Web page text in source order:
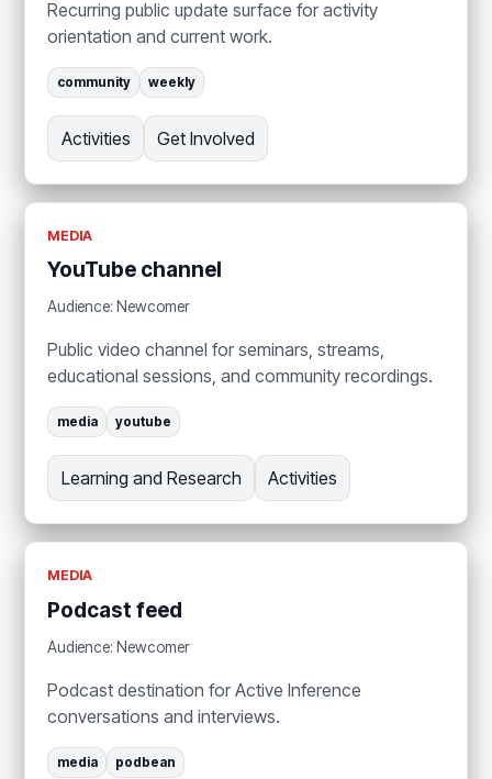
Recurring public update surface for activity
orientation and current work.
community weekly
Activities Get Involved
MEDIA
YouTube channel
Audience: Newcomer
Public video channel for seminars, streams,
educational sessions, and community recordings.
media youtube
Learning and Research Activities
MEDIA
Podcast feed
Audience: Newcomer
Podcast destination for Active Inference
conversations and interviews.
media podbean